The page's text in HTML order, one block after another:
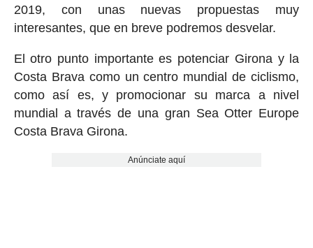
2019, con unas nuevas propuestas muy
interesantes, que en breve podremos desvelar.
El otro punto importante es potenciar Girona y la
Costa Brava como un centro mundial de ciclismo,
como así es, y promocionar su marca a nivel
mundial a través de una gran Sea Otter Europe
Costa Brava Girona.
Anúnciate aquí